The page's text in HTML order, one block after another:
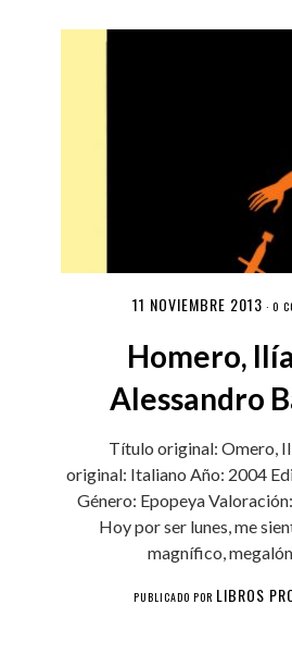
11 NOVIEMBRE 2013 · 0
Homero,
Alessandro
Título original: Omero,
original: Italiano Año: 2004
Género: Epopeya
Hoy por ser lunes, me
magnífico,
PUBLICADO POR LIBROS